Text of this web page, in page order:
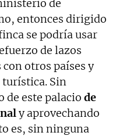
de
entonces dirigido
se podría usar
de lazos
otros países y
Sin
de este palacio de
y aprovechando
es, sin ninguna